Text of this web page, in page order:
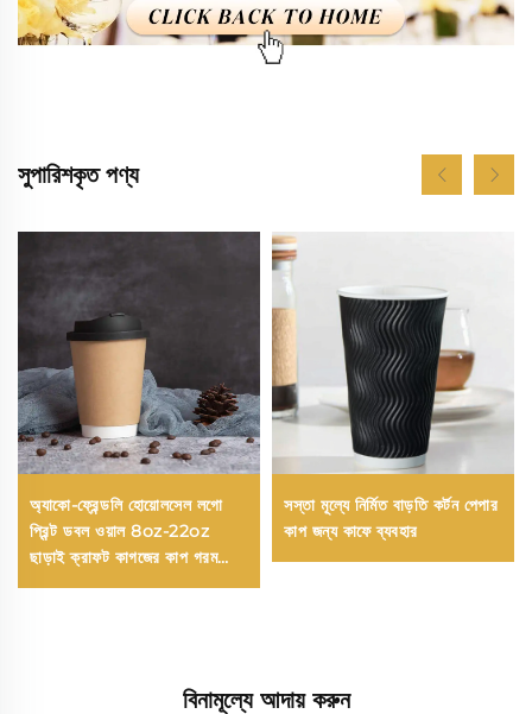
সুপারিশকৃত পণ্য
অ্যাকো-ফ্রেন্ডলি হোয়োলসেল লগো
প্রিন্ট ডবল ওয়াল 8oz-22oz
ছাড়াই ক্রাফট কাগজের কাপ গরম
পানীয়ের জন্য
সস্তা মূল্যে নির্মিত বাড়তি কর্টন পেপার
কাপ জন্য কাফে ব্যবহার
বিনামূল্যে আদায় করুন